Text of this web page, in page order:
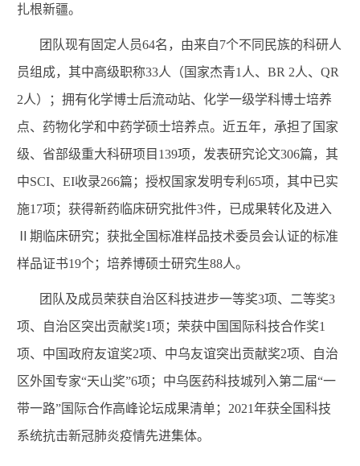
扎根新疆。
团队现有固定人员64名，由来自7个不同民族的科研人
员组成，其中高级职称33人（国家杰青1人、 BR 2人、 QR
2人）；拥有化学博士后流动站、化学一级学科博士培养
点、药物化学和中药学硕士培养点。近五年，承担了国家
级、省部级重大科研项目 139项，发表研究论文306篇，其
中SCI、 EI收录266篇；授权国家发明专利 65项，其中已实
施17项；获得新药临床研究批件3件，已成果转化及进入
Ⅱ期临床研究；获批全国标准样品技术委员会认证的标准
样品证书19个；培养博硕士研究生88人。
团队及成员荣获自治区科技进步一等奖3项、二等奖3
项、自治区突出贡献奖1项；荣获中国国际科技合作奖1
项、中国政府友谊奖2项、中乌友谊突出贡献奖2项、自治
区外国专家“天山奖”6项；中乌医药科技城列入第二届“一
带一路”国际合作高峰论坛成果清单； 2021年获全国科技
系统抗击新冠肺炎疫情先进集体。